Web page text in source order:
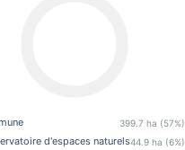
399.7 ha (57%)
d'espaces naturels44.9 ha (6%)